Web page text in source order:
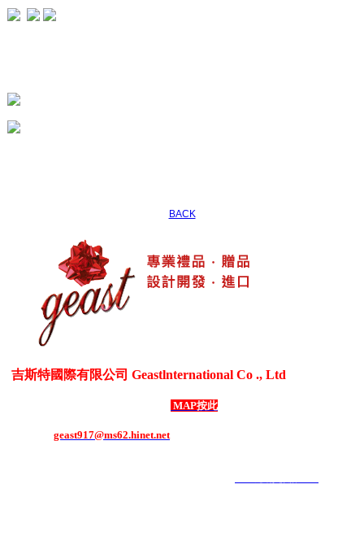
BACK
吉斯特國際有限公司 Geastlnternational Co ., Ltd
MAP按此
geast917@ms62.hinet.net